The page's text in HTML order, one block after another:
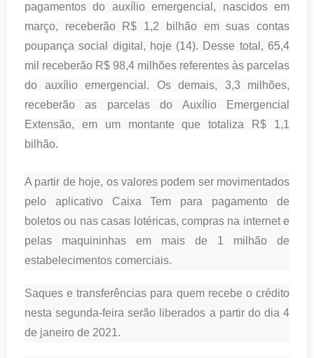
pagamentos do auxílio emergencial, nascidos em
março, receberão R$ 1,2 bilhão em suas contas
poupança social digital, hoje (14). Desse total, 65,4
mil receberão R$ 98,4 milhões referentes às parcelas
do auxílio emergencial. Os demais, 3,3 milhões,
receberão as parcelas do Auxílio Emergencial
Extensão, em um montante que totaliza R$ 1,1
bilhão.
A partir de hoje, os valores podem ser movimentados
pelo aplicativo Caixa Tem para pagamento de
boletos ou nas casas lotéricas, compras na internet e
pelas maquininhas em mais de 1 milhão de
estabelecimentos comerciais.
Saques e transferências para quem recebe o crédito
nesta segunda-feira serão liberados a partir do dia 4
de janeiro de 2021.